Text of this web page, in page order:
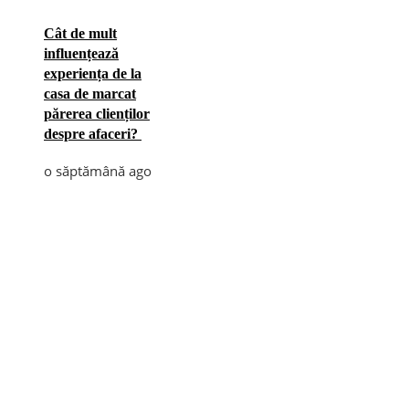
Cât de mult
influențează
experiența de la
casa de marcat
părerea clienților
despre afaceri?
o săptămână ago